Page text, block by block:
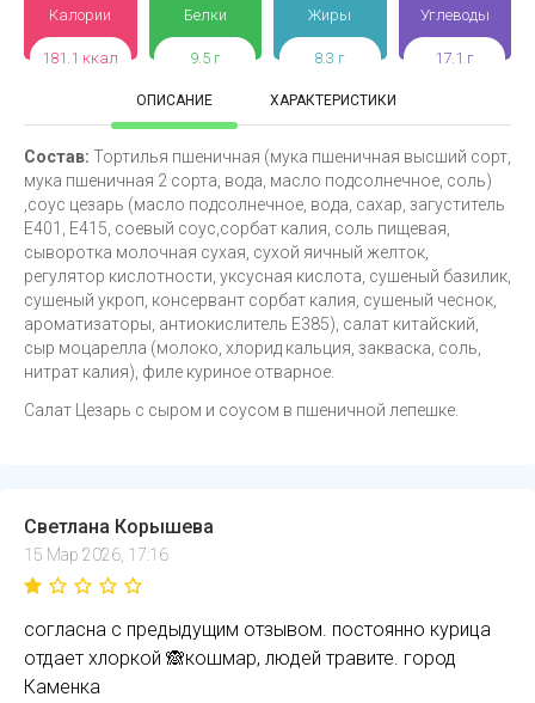
Калории
181.1 ккал
Белки
9.5 г
Жиры
8.3 г
Углеводы
17.1 г
ОПИСАНИЕ ХАРАКТЕРИСТИКИ
Состав: Тортилья пшеничная (мука пшеничная высший сорт,
мука пшеничная 2 сорта, вода, масло подсолнечное, соль)
,соус цезарь (масло подсолнечное, вода, сахар, загуститель
Е401, Е415, соевый соус,сорбат калия, соль пищевая,
сыворотка молочная сухая, сухой яичный желток,
регулятор кислотности, уксусная кислота, сушеный базилик,
сушеный укроп, консервант сорбат калия, сушеный чеснок,
ароматизаторы, антиокислитель Е385), салат китайский,
сыр моцарелла (молоко, хлорид кальция, закваска, соль,
нитрат калия), филе куриное отварное.
Салат Цезарь с сыром и соусом в пшеничной лепешке.
Светлана Корышева
15 Мар 2026, 17:16
согласна с предыдущим отзывом. постоянно курица
отдает хлоркой 🙈кошмар, людей травите. город
Каменка